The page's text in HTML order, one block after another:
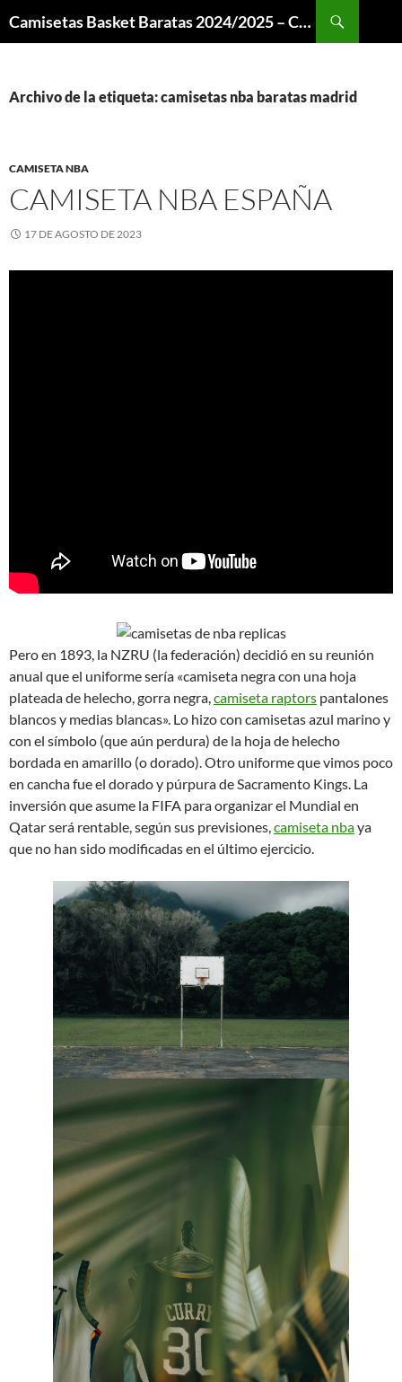
Camisetas Basket Baratas 2024/2025 – Camisetas NBA
Archivo de la etiqueta: camisetas nba baratas madrid
CAMISETA NBA
CAMISETA NBA ESPAÑA
17 DE AGOSTO DE 2023
Pero en 1893, la NZRU (la federación) decidió en su reunión
anual que el uniforme sería «camiseta negra con una hoja
plateada de helecho, gorra negra,camiseta raptors pantalones
blancos y medias blancas». Lo hizo con camisetas azul marino y
con el símbolo (que aún perdura) de la hoja de helecho
bordada en amarillo (o dorado). Otro uniforme que vimos poco
en cancha fue el dorado y púrpura de Sacramento Kings. La
inversión que asume la FIFA para organizar el Mundial en
Qatar será rentable, según sus previsiones,camiseta nbaya
que no han sido modificadas en el último ejercicio.